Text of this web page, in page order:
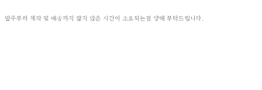
발주부터 제작 및 배송까지 짧지 않은 시간이 소요되는점 양해 부탁드립니다.